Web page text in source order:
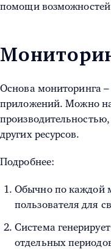
помощи возможностей
Основа мониторинга
приложений. Можно
других ресурсов.
Подробнее:
Обычно по каждой
пользователя для
Система
отдельных